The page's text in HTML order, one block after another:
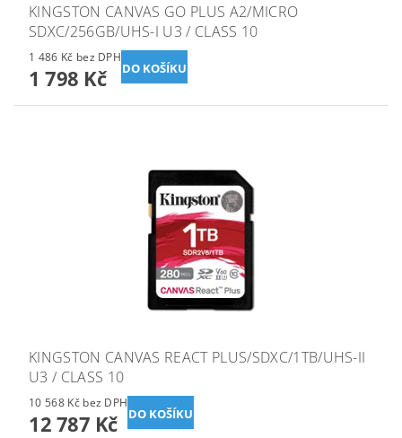
KINGSTON CANVAS GO PLUS A2/MICRO
SDXC/256GB/UHS-I U3 / CLASS 10
1 486 Kč bez DPH
1 798 Kč
KINGSTON CANVAS REACT PLUS/SDXC/1TB/UHS-II
U3 / CLASS 10
10 568 Kč bez DPH
12 787 Kč